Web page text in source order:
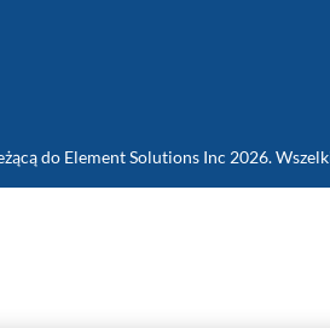
do Element Solutions Inc 2026.